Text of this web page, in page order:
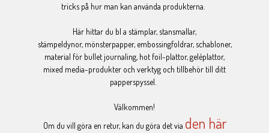
tricks på hur man kan använda produkterna.
Här hittar du bl a stämplar, stansmallar,
stämpeldynor, mönsterpapper, embossingfoldrar, schabloner,
material för bullet journaling, hot foil-plattor, geléplattor,
mixed media-produkter och verktyg och tillbehör till ditt
papperspyssel.
Välkommen!
Om du vill göra en retur, kan du göra det via den här